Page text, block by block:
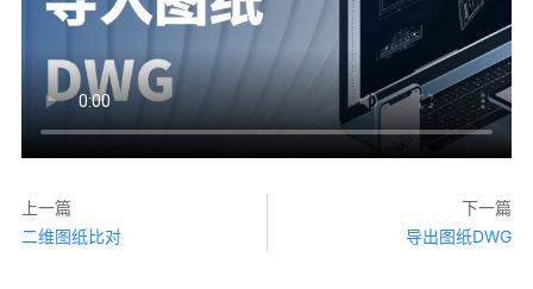
上一篇
二维图纸比对
下一篇
导出图纸DWG